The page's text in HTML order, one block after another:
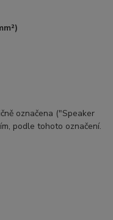
označena ("Speaker
podle tohoto označení.